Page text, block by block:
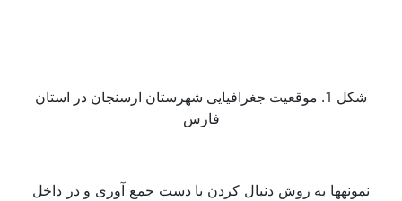
شکل 1. موقعیت جغرافیایی شهرستان ارسنجان در استان
فارس
نمونه­ها به روش دنبال کردن با دست جمع آوری و در داخل